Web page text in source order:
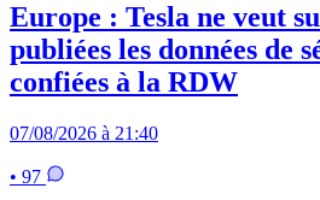
Europe : Tesla ne veut
publiées les données de
confiées à la RDW
07/08/2026 à 21:40
• 97